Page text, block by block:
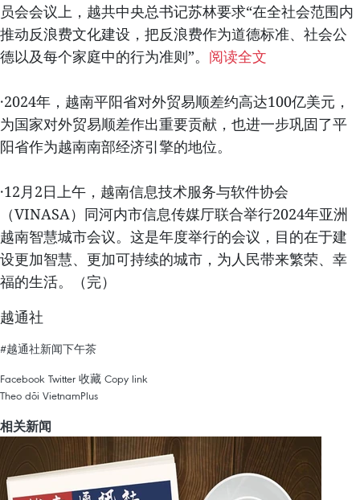
员会会议上，越共中央总书记苏林要求“在全社会范围内
推动反浪费文化建设，把反浪费作为道德标准、社会公
德以及每个家庭中的行为准则”。 阅读全文
·2024年，越南平阳省对外贸易顺差约高达100亿美元，
为国家对外贸易顺差作出重要贡献，也进一步巩固了平
阳省作为越南南部经济引擎的地位。
·12月2日上午，越南信息技术服务与软件协会
（VINASA）同河内市信息传媒厅联合举行2024年亚洲
越南智慧城市会议。这是年度举行的会议，目的在于建
设更加智慧、更加可持续的城市，为人民带来繁荣、幸
福的生活。（完）
越通社
#越通社新闻下午茶
Facebook Twitter 收藏 Copy link
Theo dõi VietnamPlus
相关新闻